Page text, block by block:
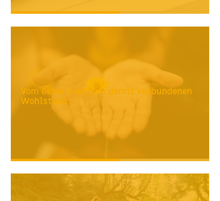
Vom Geben und dem damit verbundenen
Wohlstand